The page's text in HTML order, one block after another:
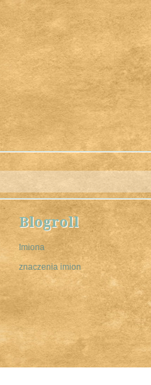
Blogroll
Imiona
znaczenia imion